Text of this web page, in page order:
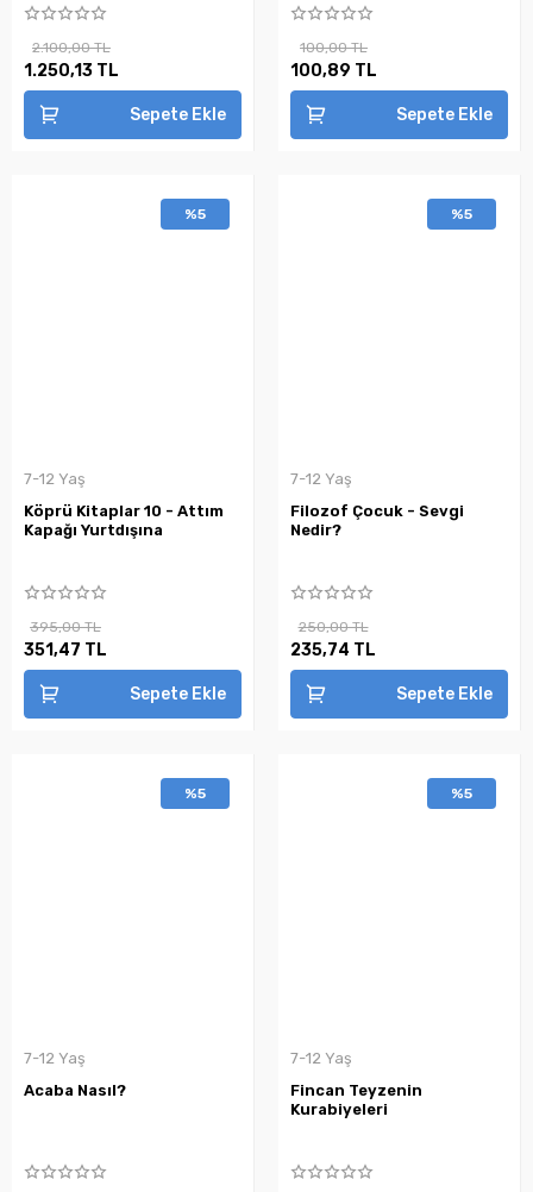
2.100,00 TL
1.250,13 TL
Sepete Ekle
100,00 TL
100,89 TL
Sepete Ekle
%5
7-12 Yaş
Köprü Kitaplar 10 - Attım
Kapağı Yurtdışına
395,00 TL
351,47 TL
Sepete Ekle
%5
7-12 Yaş
Filozof Çocuk - Sevgi
Nedir?
250,00 TL
235,74 TL
Sepete Ekle
%5
7-12 Yaş
Acaba Nasıl?
%5
7-12 Yaş
Fincan Teyzenin
Kurabiyeleri